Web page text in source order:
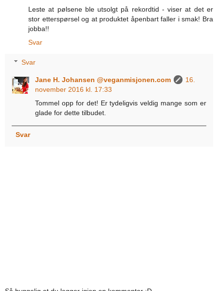
Leste at pølsene ble utsolgt på rekordtid - viser at det er
stor etterspørsel og at produktet åpenbart faller i smak! Bra
jobba!!
Svar
Svar
Jane H. Johansen @veganmisjonen.com
16.
november 2016 kl. 17:33
Tommel opp for det! Er tydeligvis veldig mange som er
glade for dette tilbudet.
Svar